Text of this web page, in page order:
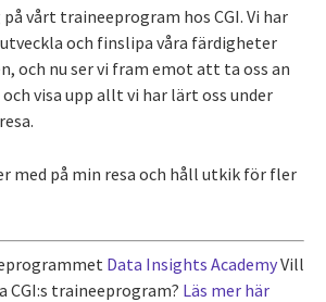
vårt traineeprogram hos CGI. Vi har
och finslipa våra färdigheter
och nu ser vi fram emot att ta oss an
visa upp allt vi har lärt oss under
med på min resa och håll utkik för fler
Data Insights AcademyVill
CGI:s traineeprogram? Läs mer här